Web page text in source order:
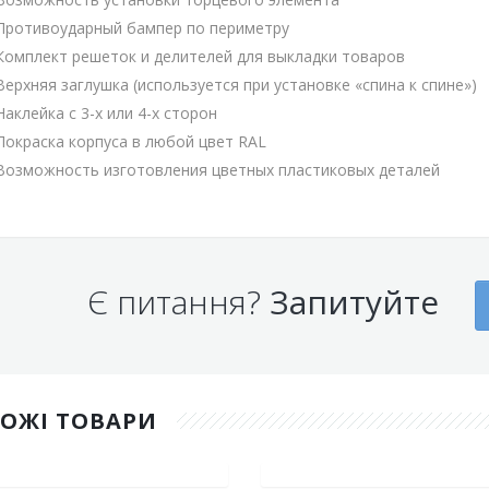
бампер по периметру
решеток и делителей для выкладки товаров
заглушка (используется при установке «спина к спине»)
с 3-х или 4-х сторон
корпуса в любой цвет RAL
изготовления цветных пластиковых деталей
Є питання? Запитуйте
ТОВАРИ